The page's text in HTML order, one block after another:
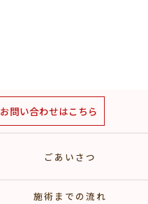
お問い合わせはこちら
ごあいさつ
施術までの流れ